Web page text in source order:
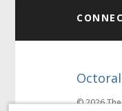
Octoral
© 2026